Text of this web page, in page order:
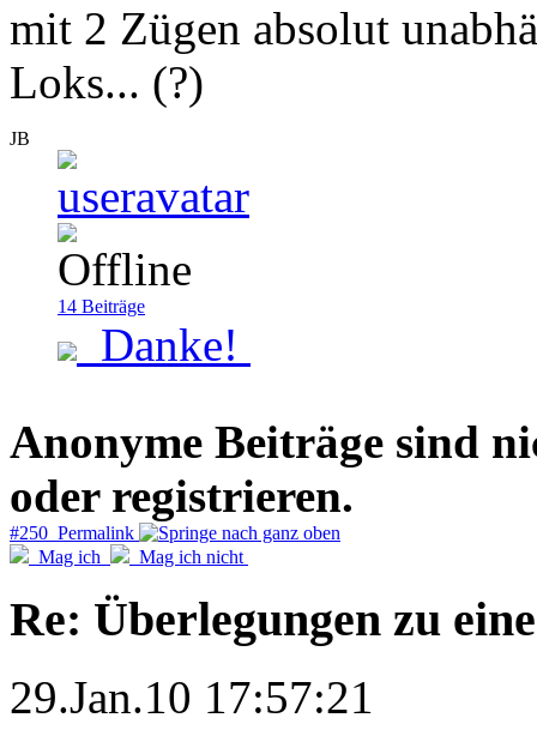
mit 2 Zügen absolut
Loks... (?)
JB
14 Beiträge
Danke!
Anonyme Beiträge sind
oder registrieren.
#250 Permalink
Mag ich
Mag ich nicht
Re: Überlegungen zu
29.Jan.10 17:57:21